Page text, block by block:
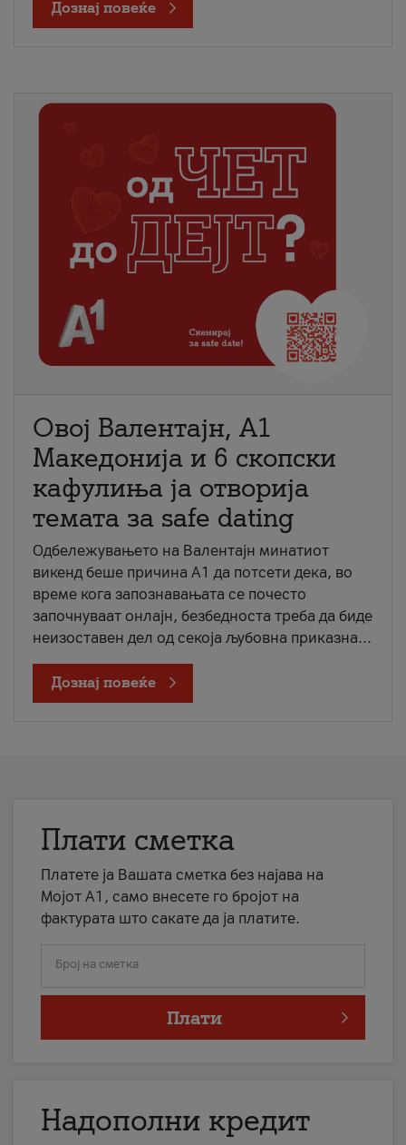
Дознај повеќе
Овој Валентајн, A1
Македонија и 6 скопски
кафулиња ја отворија
темата за safe dating
Одбележувањето на Валентајн минатиот
викенд беше причина А1 да потсети дека, во
време кога запознавањата се почесто
започнуваат онлајн, безбедноста треба да биде
неизоставен дел од секоја љубовна приказна...
Дознај повеќе
Плати сметка
Платете ја Вашата сметка без најава на
Мојот А1, само внесете го бројот на
фактурата што сакате да ја платите.
Број на сметка
Плати
Надополни кредит